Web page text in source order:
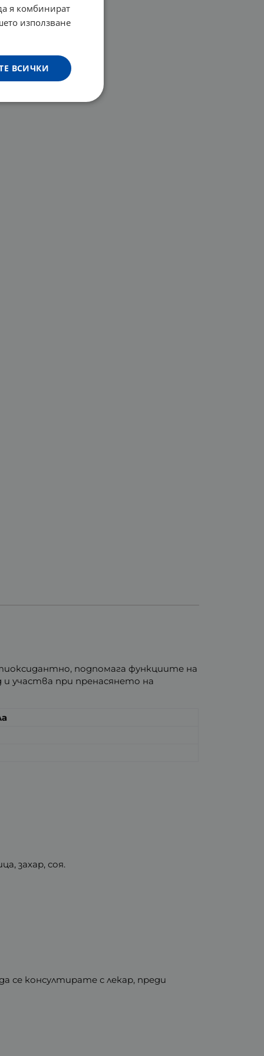
подпомага функциите на
участва при пренасянето на
захар, соя.
се консултирате с лекар, преди
я комбинират
използване
ВСИЧКИ